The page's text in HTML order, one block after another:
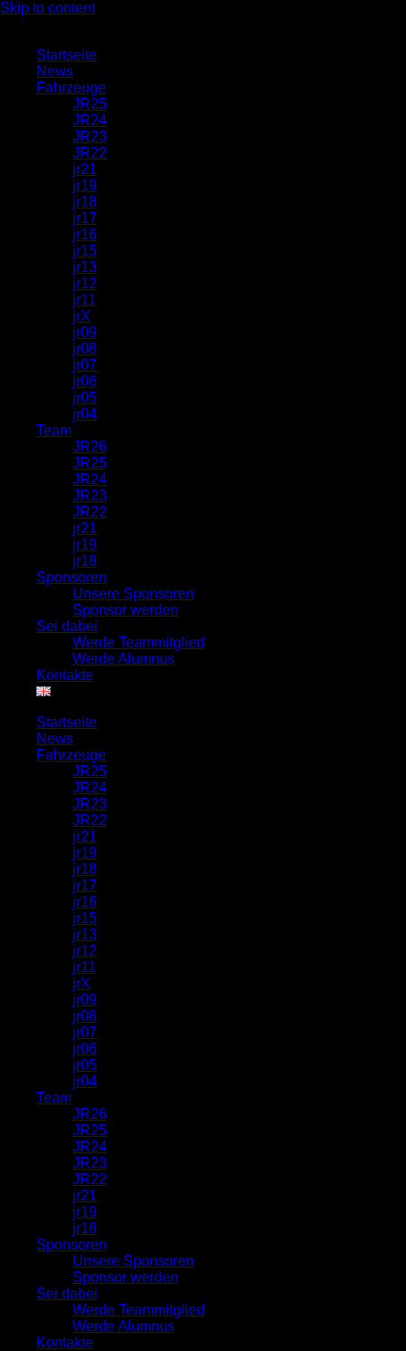
Skip to content
Startseite
News
Fahrzeuge
JR25
JR24
JR23
JR22
jr21
jr19
jr18
jr17
jr16
jr15
jr13
jr12
jr11
jrX
jr09
jr08
jr07
jr06
jr05
jr04
Team
JR26
JR25
JR24
JR23
JR22
jr21
jr19
jr18
Sponsoren
Unsere Sponsoren
Sponsor werden
Sei dabei
Werde Teammitglied
Werde Alumnus
Kontakte
Startseite
News
Fahrzeuge
JR25
JR24
JR23
JR22
jr21
jr19
jr18
jr17
jr16
jr15
jr13
jr12
jr11
jrX
jr09
jr08
jr07
jr06
jr05
jr04
Team
JR26
JR25
JR24
JR23
JR22
jr21
jr19
jr18
Sponsoren
Unsere Sponsoren
Sponsor werden
Sei dabei
Werde Teammitglied
Werde Alumnus
Kontakte